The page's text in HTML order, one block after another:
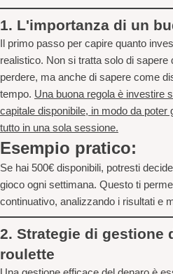
1. L'importanza di un
Il primo passo per capire quanto
realistico. Non si tratta solo di sapere
perdere, ma anche di sapere come
tempo. Una buona regola è investire
capitale disponibile, in modo da
tutto in una sola sessione.
Esempio pratico:
Se hai 500€ disponibili, potresti
gioco ogni settimana. Questo ti
continuativo, analizzando i risultati e
2. Strategie di gestione
roulette